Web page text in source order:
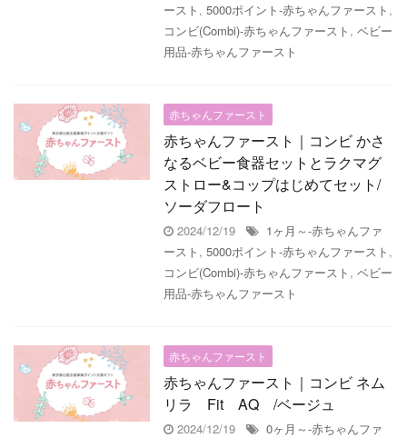
ースト , 5000ポイント-赤ちゃんファースト ,
コンビ(Combi)-赤ちゃんファースト , ベビー
用品-赤ちゃんファースト
赤ちゃんファースト
赤ちゃんファースト｜コンビ かさ
なるベビー食器セットとラクマグ
ストロー&コップはじめてセット/
ソーダフロート
2024/12/19
1ヶ月～-赤ちゃんファ
ースト , 5000ポイント-赤ちゃんファースト ,
コンビ(Combi)-赤ちゃんファースト , ベビー
用品-赤ちゃんファースト
赤ちゃんファースト
赤ちゃんファースト｜コンビ ネム
リラ Fit AQ /ベージュ
2024/12/19
0ヶ月～-赤ちゃんファ